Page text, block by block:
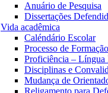
Anuário de Pesquisa
Dissertações
Vida acadêmica
Caléndário Escolar
Processo de
Proficiência – Língua
Disciplinas e
Mudança de
Religamento para